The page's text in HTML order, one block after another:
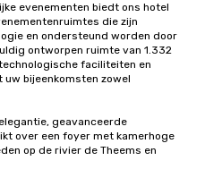
evenementen biedt ons hotel
die zijn
en ondersteund worden door
ontworpen ruimte van 1.332
faciliteiten en
bijeenkomsten zowel
geavanceerde
over een foyer met kamerhoge
op de rivier de Theems en